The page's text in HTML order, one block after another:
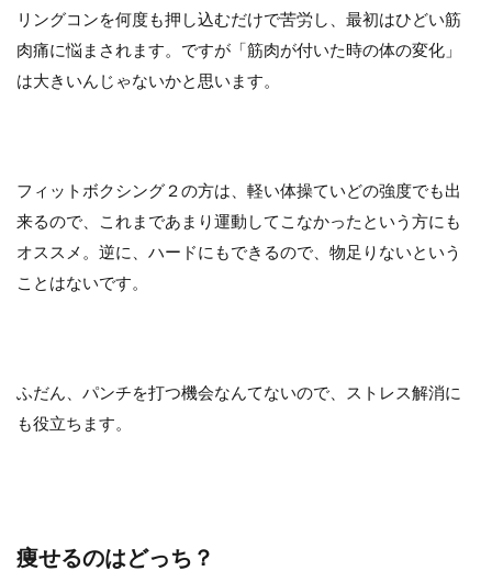
リングコンを何度も押し込むだけで苦労し、最初はひどい筋
肉痛に悩まされます。ですが「筋肉が付いた時の体の変化」
は大きいんじゃないかと思います。
フィットボクシング２の方は、軽い体操ていどの強度でも出
来るので、これまであまり運動してこなかったという方にも
オススメ。逆に、ハードにもできるので、物足りないという
ことはないです。
ふだん、パンチを打つ機会なんてないので、ストレス解消に
も役立ちます。
痩せるのはどっち？